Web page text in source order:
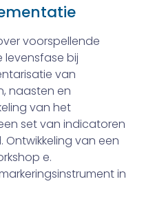
voorspellende
bij
van
naasten en
van het
set van indicatoren
van een
e.
in